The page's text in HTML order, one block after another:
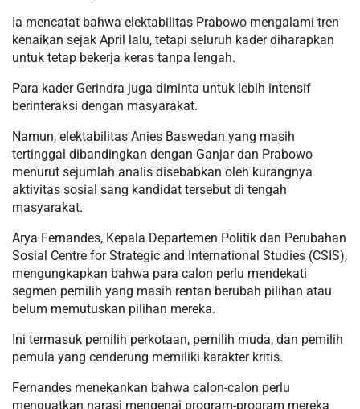
Ia mencatat bahwa elektabilitas Prabowo mengalami tren
kenaikan sejak April lalu, tetapi seluruh kader diharapkan
untuk tetap bekerja keras tanpa lengah.
Para kader Gerindra juga diminta untuk lebih intensif
berinteraksi dengan masyarakat.
Namun, elektabilitas Anies Baswedan yang masih
tertinggal dibandingkan dengan Ganjar dan Prabowo
menurut sejumlah analis disebabkan oleh kurangnya
aktivitas sosial sang kandidat tersebut di tengah
masyarakat.
Arya Fernandes, Kepala Departemen Politik dan Perubahan
Sosial Centre for Strategic and International Studies (CSIS),
mengungkapkan bahwa para calon perlu mendekati
segmen pemilih yang masih rentan berubah pilihan atau
belum memutuskan pilihan mereka.
Ini termasuk pemilih perkotaan, pemilih muda, dan pemilih
pemula yang cenderung memiliki karakter kritis.
Fernandes menekankan bahwa calon-calon perlu
menguatkan narasi mengenai program-program mereka